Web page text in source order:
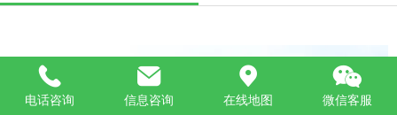
电话咨询 信息咨询 在线地图 微信客服